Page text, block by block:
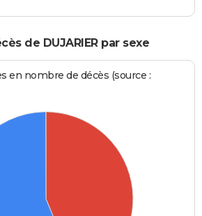
de DUJARIER par sexe
en nombre de décès (source :